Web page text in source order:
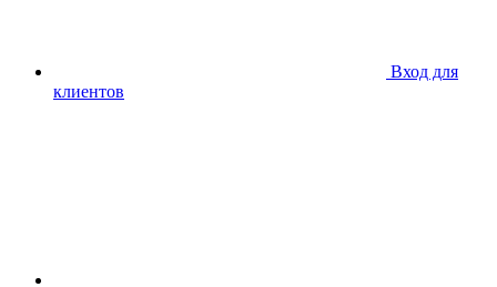
Вход для
клиентов